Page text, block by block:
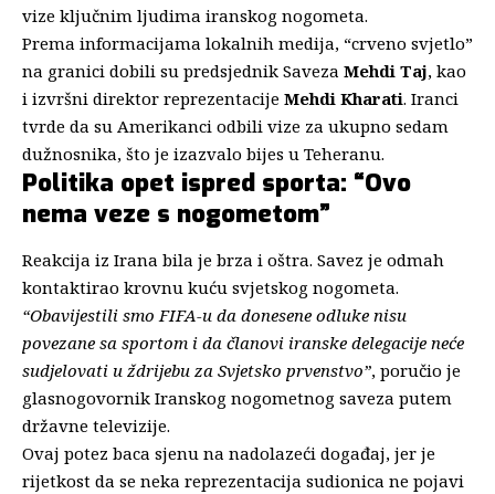
vize ključnim ljudima iranskog nogometa.
Prema informacijama lokalnih medija, “crveno svjetlo”
na granici dobili su predsjednik Saveza Mehdi Taj, kao
i izvršni direktor reprezentacije Mehdi Kharati. Iranci
tvrde da su Amerikanci odbili vize za ukupno sedam
dužnosnika, što je izazvalo bijes u Teheranu.
Politika opet ispred sporta: “Ovo
nema veze s nogometom”
Reakcija iz Irana bila je brza i oštra. Savez je odmah
kontaktirao krovnu kuću svjetskog nogometa.
“Obavijestili smo FIFA-u da donesene odluke nisu
povezane sa sportom i da članovi iranske delegacije neće
sudjelovati u ždrijebu za Svjetsko prvenstvo”, poručio je
glasnogovornik Iranskog nogometnog saveza putem
državne televizije.
Ovaj potez baca sjenu na nadolazeći događaj, jer je
rijetkost da se neka reprezentacija sudionica ne pojavi